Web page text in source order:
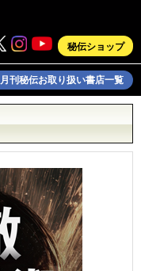
秘伝ショップ
月刊秘伝お取り扱い書店一覧